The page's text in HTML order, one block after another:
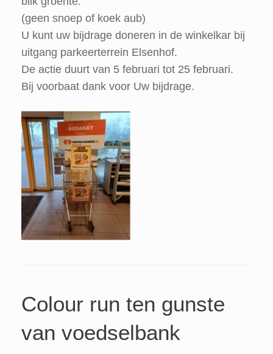
(geen snoep of koek aub)
U kunt uw bijdrage doneren in de winkelkar bij
uitgang parkeerterrein Elsenhof.
De actie duurt van 5 februari tot 25 februari.
Bij voorbaat dank voor Uw bijdrage.
Colour run ten gunste
van voedselbank